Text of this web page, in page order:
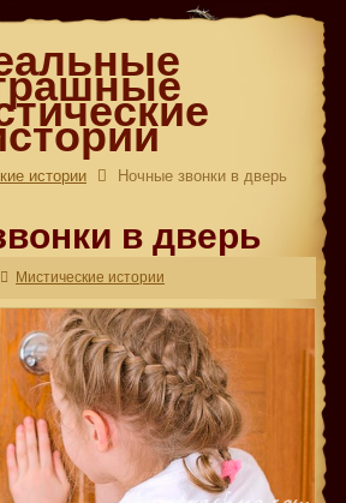
истории Ночные звонки в дверь
в дверь
Мистические истории